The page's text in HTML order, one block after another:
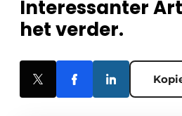
Interessanter
het verder.